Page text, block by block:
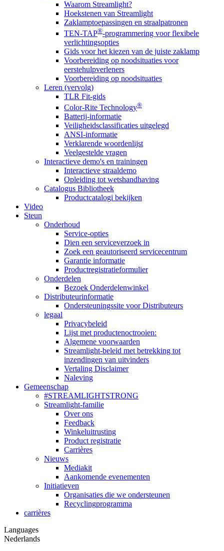
Waarom Streamlight?
Hoekstenen van Streamlight
Zaklamptoepassingen en straalpatronen
TEN-TAP®-programmering voor flexibele
verlichtingsopties
Gids voor het kiezen van de juiste zaklamp
Voorbereiding op noodsituaties voor
eerstehulpverleners
Voorbereiding op noodsituaties
Leren (vervolg)
TLR Fit-gids
Color-Rite Technology®
Batterij-informatie
Veiligheidsclassificaties uitgelegd
ANSI-informatie
Verklarende woordenlijst
Veelgestelde vragen
Interactieve demo's en trainingen
Interactieve straaldemo
Opleiding tot wetshandhaving
Catalogus Bibliotheek
Productcatalogi bekijken
Video
Steun
Onderhoud
Service-opties
Dien een serviceverzoek in
Zoek een geautoriseerd servicecentrum
Garantie informatie
Productregistratieformulier
Onderdelen
Bezoek Onderdelenwinkel
Distributeurinformatie
Ondersteuningssite voor Distributeurs
legaal
Privacybeleid
Lijst met productenoctrooien:
Algemene voorwaarden
Streamlight-beleid met betrekking tot
inzendingen van uitvinders
Vertaling Disclaimer
Naleving
Gemeenschap
#STREAMLIGHTSTRONG
Streamlight-familie
Over ons
Feedback
Winkeluitrusting
Product registratie
Carrières
Nieuws
Mediakit
Aankomende evenementen
Initiatieven
Organisaties die we ondersteunen
Recyclingprogramma
carrières
Languages
Nederlands